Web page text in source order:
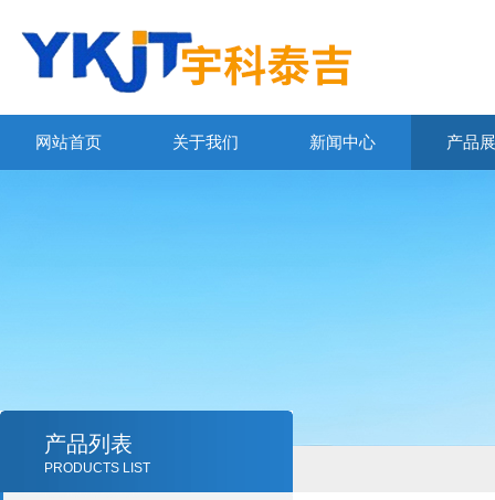
网站首页 关于我们 新闻中心 产品
产品列表
PRODUCTS LIST